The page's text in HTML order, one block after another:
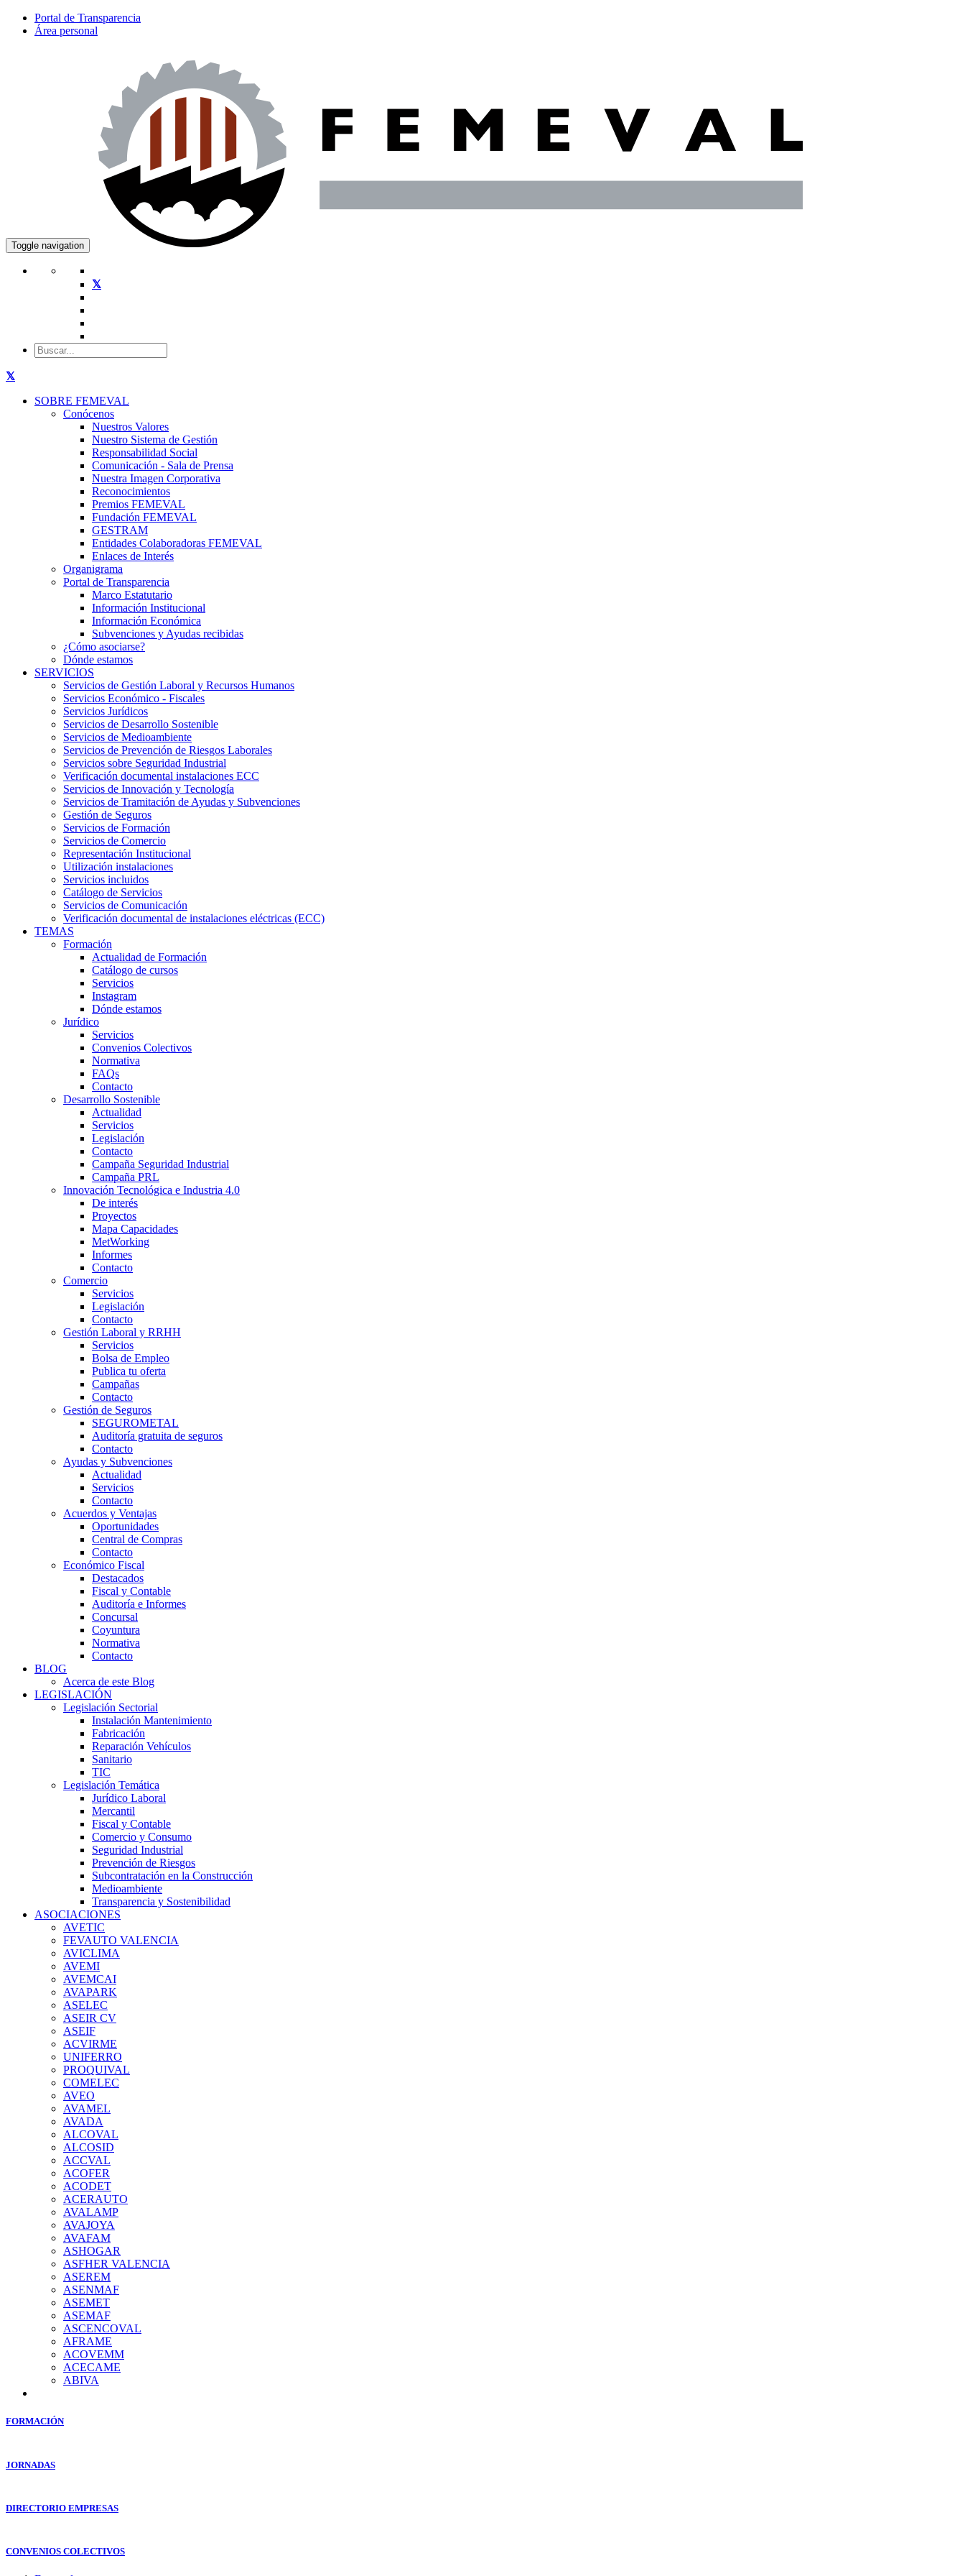
Portal de Transparencia
Área personal
Toggle navigation
SOBRE FEMEVAL
Conócenos
Nuestros Valores
Nuestro Sistema de Gestión
Responsabilidad Social
Comunicación - Sala de Prensa
Nuestra Imagen Corporativa
Reconocimientos
Premios FEMEVAL
Fundación FEMEVAL
GESTRAM
Entidades Colaboradoras FEMEVAL
Enlaces de Interés
Organigrama
Portal de Transparencia
Marco Estatutario
Información Institucional
Información Económica
Subvenciones y Ayudas recibidas
¿Cómo asociarse?
Dónde estamos
SERVICIOS
Servicios de Gestión Laboral y Recursos Humanos
Servicios Económico - Fiscales
Servicios Jurídicos
Servicios de Desarrollo Sostenible
Servicios de Medioambiente
Servicios de Prevención de Riesgos Laborales
Servicios sobre Seguridad Industrial
Verificación documental instalaciones ECC
Servicios de Innovación y Tecnología
Servicios de Tramitación de Ayudas y Subvenciones
Gestión de Seguros
Servicios de Formación
Servicios de Comercio
Representación Institucional
Utilización instalaciones
Servicios incluidos
Catálogo de Servicios
Servicios de Comunicación
Verificación documental de instalaciones eléctricas (ECC)
TEMAS
Formación
Actualidad de Formación
Catálogo de cursos
Servicios
Instagram
Dónde estamos
Jurídico
Servicios
Convenios Colectivos
Normativa
FAQs
Contacto
Desarrollo Sostenible
Actualidad
Servicios
Legislación
Contacto
Campaña Seguridad Industrial
Campaña PRL
Innovación Tecnológica e Industria 4.0
De interés
Proyectos
Mapa Capacidades
MetWorking
Informes
Contacto
Comercio
Servicios
Legislación
Contacto
Gestión Laboral y RRHH
Servicios
Bolsa de Empleo
Publica tu oferta
Campañas
Contacto
Gestión de Seguros
SEGUROMETAL
Auditoría gratuita de seguros
Contacto
Ayudas y Subvenciones
Actualidad
Servicios
Contacto
Acuerdos y Ventajas
Oportunidades
Central de Compras
Contacto
Económico Fiscal
Destacados
Fiscal y Contable
Auditoría e Informes
Concursal
Coyuntura
Normativa
Contacto
BLOG
Acerca de este Blog
LEGISLACIÓN
Legislación Sectorial
Instalación Mantenimiento
Fabricación
Reparación Vehículos
Sanitario
TIC
Legislación Temática
Jurídico Laboral
Mercantil
Fiscal y Contable
Comercio y Consumo
Seguridad Industrial
Prevención de Riesgos
Subcontratación en la Construcción
Medioambiente
Transparencia y Sostenibilidad
ASOCIACIONES
AVETIC
FEVAUTO VALENCIA
AVICLIMA
AVEMI
AVEMCAI
AVAPARK
ASELEC
ASEIR CV
ASEIF
ACVIRME
UNIFERRO
PROQUIVAL
COMELEC
AVEO
AVAMEL
AVADA
ALCOVAL
ALCOSID
ACCVAL
ACOFER
ACODET
ACERAUTO
AVALAMP
AVAJOYA
AVAFAM
ASHOGAR
ASFHER VALENCIA
ASEREM
ASENMAF
ASEMET
ASEMAF
ASCENCOVAL
AFRAME
ACOVEMM
ACECAME
ABIVA
FORMACIÓN
JORNADAS
DIRECTORIO EMPRESAS
CONVENIOS COLECTIVOS